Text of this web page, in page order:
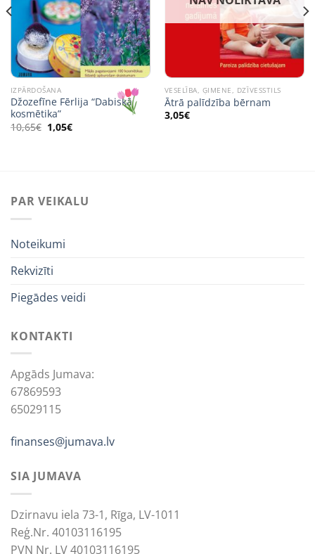
IZPĀRDOŠANA
Džozefīne Fērlija “Dabiskā
kosmētika”
10,65€ Original
price
1,05€Current
price
VESELĪBA, ĢIMENE, DZĪVESSTILS
Ātrā palīdzība bērnam
3,05€
PAR VEIKALU
Noteikumi
Rekvizīti
Piegādes veidi
KONTAKTI
Apgāds Jumava:
67869593
65029115
finanses@jumava.lv
SIA JUMAVA
Dzirnavu iela 73-1, Rīga, LV-1011
Reģ.Nr. 40103116195
PVN Nr. LV 40103116195